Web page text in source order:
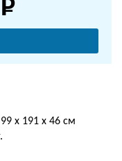
х 191 х 46 см